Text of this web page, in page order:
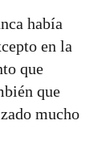
había
en la
que
que
mucho